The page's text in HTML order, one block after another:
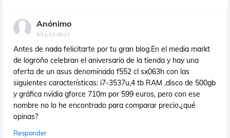
Anónimo
5/11/13 00:11
Antes de nada felicitarte por tu gran blog.En el media markt
de logroño celebran el aniversario de la tienda y hay una
oferta de un asus denominado f552 cl sx063h con las
siguientes características: i7-3537u,4 tb RAM ,disco de 500gb
y gráfica nvidia gforce 710m por 599 euros, pero con ese
nombre no lo he encontrado para comparar precio.¿qué
opinas?
Responder